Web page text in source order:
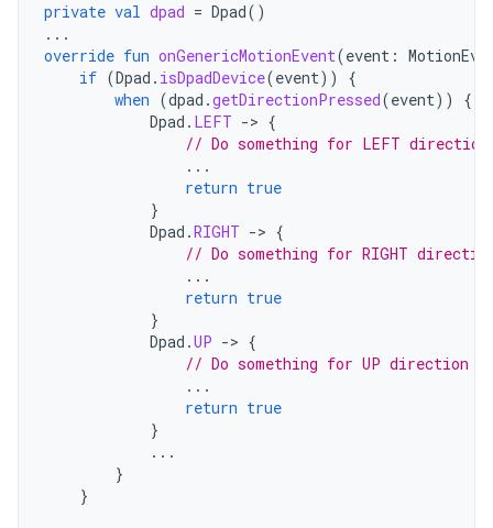
private val dpad = Dpad()
...
override fun onGenericMotionEvent(event :
if (Dpad . isDpadDevice(event))
{
when (dpad .getDirectionPressed(event))
{
Dpad . LEFT -> {
// Do something for LEFT direction
...
return true
}
Dpad .RIGHT -> {
// Do something for RIGHT
...
return true
}
Dpad .UP -> {
// Do something for UP direction
...
return true
}
...
}
}